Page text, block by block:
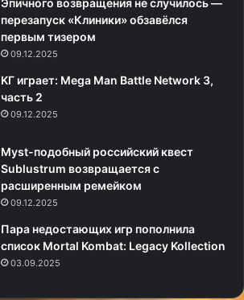
Эпичного возвращения не случилось —
перезапуск «Клиники» обзавёлся
первым тизером
09.12.2025
KГ игpaeт: Mega Man Battle Network 3,
часть 2
09.12.2025
Myst-подобный российский квест
Sublustrum возвращается с
расширенным ремейком
09.12.2025
Пара недостающих игр пополнила
список Mortal Kombat: Legacy Kollection
03.09.2025